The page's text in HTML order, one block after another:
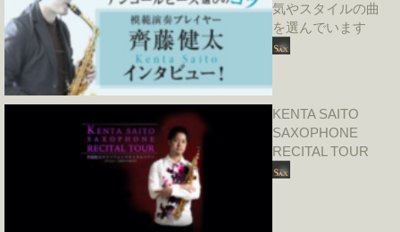
気やスタイルの曲
を選んでいます
KENTA SAITO
SAXOPHONE
RECITAL TOUR